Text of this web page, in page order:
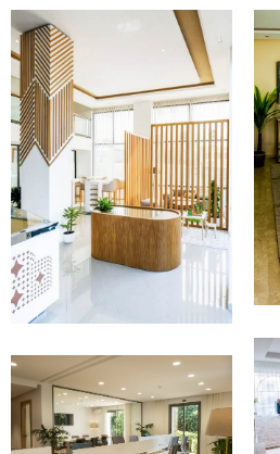
BUREAU DE VENTE
RÉSIDENCES AL
MAJD TACHEFINE
- CASABLANCA
2017- Conception et
réalisation
Aménagement
AMÉNAGEMENT
BUREAUX
SOUTHBRIDGE -
CASABLANCA